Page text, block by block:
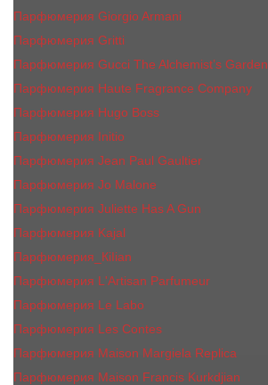
Парфюмерия Giorgio Armani
Парфюмерия Gritti
Парфюмерия Gucci The Alchemist’s Garden.
Парфюмерия Haute Fragrance Company
Парфюмерия Hugo Boss
Парфюмерия Initio
Парфюмерия Jean Paul Gaultier
Парфюмерия Jо Malоnе
Парфюмерия Juliette Has A Gun
Парфюмерия Kajal
Парфюмерия_КiIiаn
Парфюмерия L'Artisan Parfumeur
Парфюмерия Le Labo
Парфюмерия Les Contes
Парфюмерия Maison Margiela Replica
Парфюмерия Maison Francis Kurkdjian